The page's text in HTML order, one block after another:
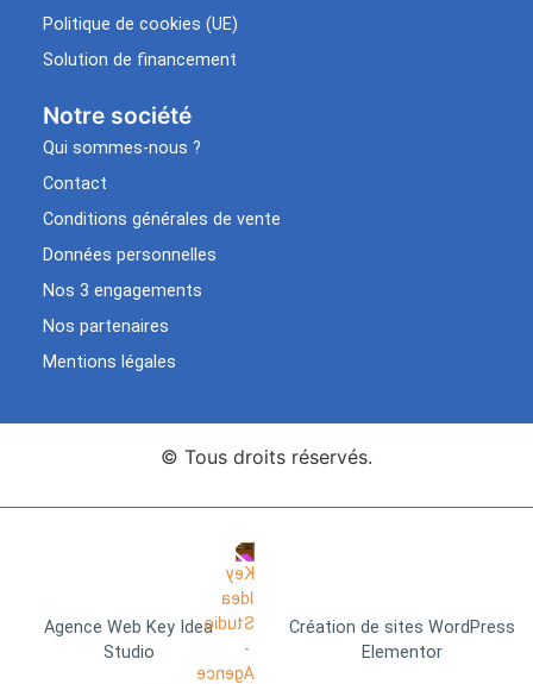
Politique de cookies (UE)
Solution de financement
Notre société
Qui sommes-nous ?
Contact
Conditions générales de vente
Données personnelles
Nos 3 engagements
Nos partenaires
Mentions légales
© Tous droits réservés.
Agence Web Key Idea
Studio
Création de sites WordPress
Elementor